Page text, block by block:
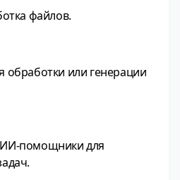
файлов.
обработки или генерации
помощники для